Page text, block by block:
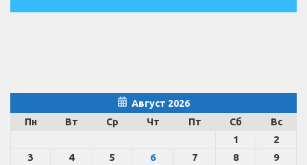
Август 2026
Пн
Вт Ср Чт Пт Сб Вс
1
2
3
4 5 6 7 8
9